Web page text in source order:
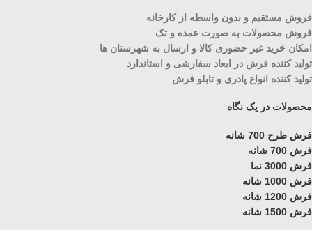
فروش مستقیم و بدون واسطه از کارخانه
فروش محصولات به صورت عمده و تک
امکان خرید غیر حضوری کالا و ارسال به شهرستان ها
تولید کننده فرش در ابعاد سفارشی و استاندارد
تولید کننده انواع پادری و تابلو فرش
محصولات در یک نگاه
فرش طرح 700 شانه
فرش 700 شانه
فرش 3000 نما
فرش 1000 شانه
فرش 1200 شانه
فرش 1500 شانه